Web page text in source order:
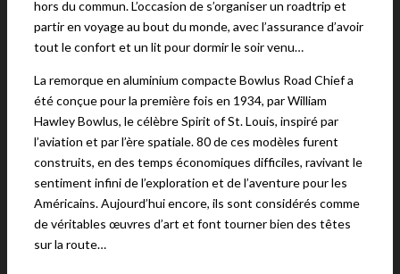
hors du commun. L’occasion de s’organiser un roadtrip et
partir en voyage au bout du monde, avec l’assurance d’avoir
tout le confort et un lit pour dormir le soir venu…
La remorque en aluminium compacte Bowlus Road Chief a
été conçue pour la première fois en 1934, par William
Hawley Bowlus, le célèbre Spirit of St. Louis, inspiré par
l’aviation et par l’ère spatiale. 80 de ces modèles furent
construits, en des temps économiques difficiles, ravivant le
sentiment infini de l’exploration et de l’aventure pour les
Américains. Aujourd’hui encore, ils sont considérés comme
de véritables œuvres d’art et font tourner bien des têtes
sur la route…